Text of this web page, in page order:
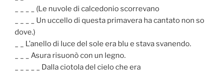
_ _ _ _ (Le nuvole di calcedonio scorrevano
_ _ _ _ Un uccello di questa primavera ha cantato non so
dove.)
_ _ L’anello di luce del sole era blu e stava svanendo.
_ _ _ Asura risuonò con un legno.
_ _ _ _ _ Dalla ciotola del cielo che era